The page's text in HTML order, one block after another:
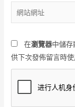
件
址
*
站
址
在瀏覽器中儲存
供下次發佈留言時使